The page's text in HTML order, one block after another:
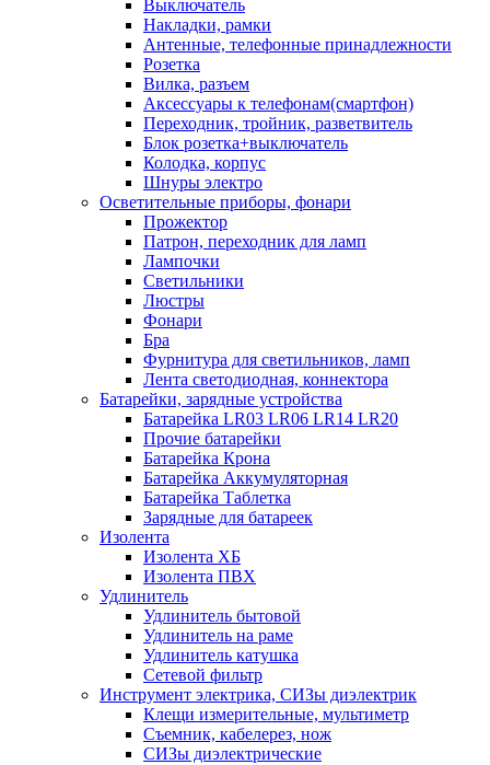
Выключатель
Накладки, рамки
Антенные, телефонные принадлежности
Розетка
Вилка, разъем
Аксессуары к телефонам(смартфон)
Переходник, тройник, разветвитель
Блок розетка+выключатель
Колодка, корпус
Шнуры электро
Осветительные приборы, фонари
Прожектор
Патрон, переходник для ламп
Лампочки
Светильники
Люстры
Фонари
Бра
Фурнитура для светильников, ламп
Лента светодиодная, коннектора
Батарейки, зарядные устройства
Батарейка LR03 LR06 LR14 LR20
Прочие батарейки
Батарейка Крона
Батарейка Аккумуляторная
Батарейка Таблетка
Зарядные для батареек
Изолента
Изолента ХБ
Изолента ПВХ
Удлинитель
Удлинитель бытовой
Удлинитель на раме
Удлинитель катушка
Сетевой фильтр
Инструмент электрика, СИЗы диэлектрик
Клещи измерительные, мультиметр
Съемник, кабелерез, нож
СИЗы диэлектрические